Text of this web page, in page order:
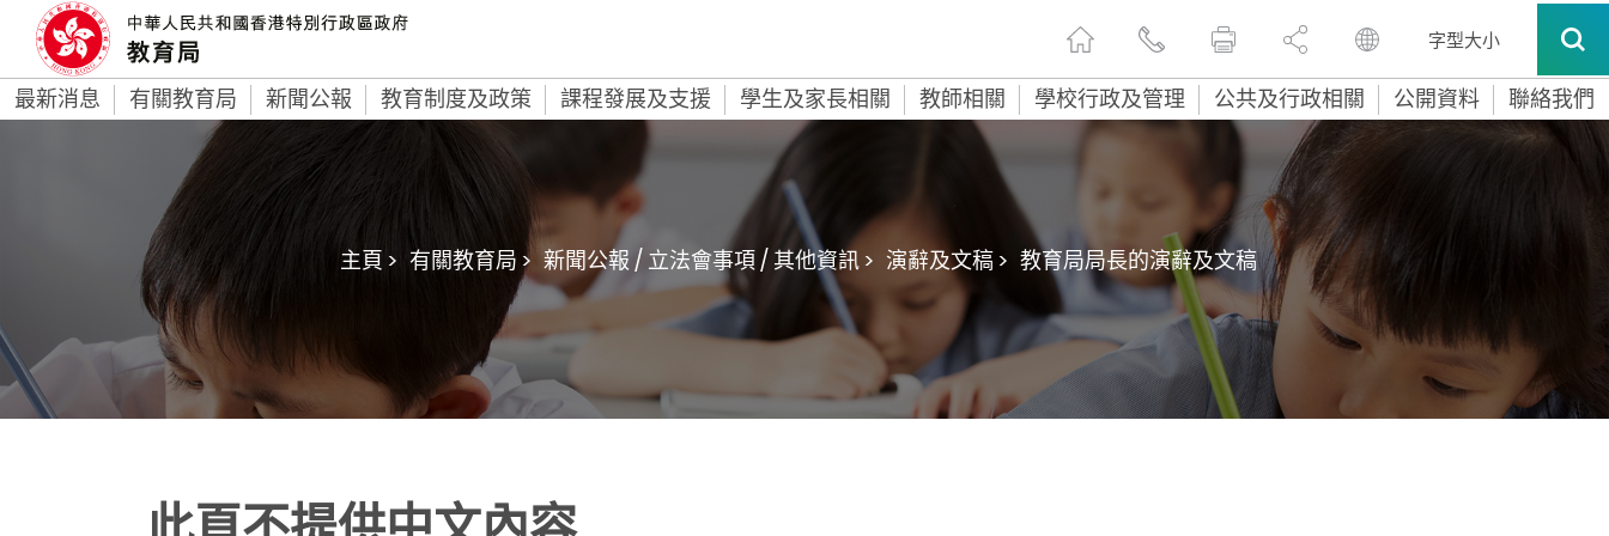
字型大小
最新消息 有關教育局 新聞公報 教育制度及政策 課程發展及支援 學生及家長相關 教師相關 學校行政及管理 公共及行政相關 公開資料 聯絡我們
主頁 > 有關教育局 > 新聞公報 / 立法會事項 / 其他資訊 > 演辭及文稿 > 教育局局長的演辭及文稿